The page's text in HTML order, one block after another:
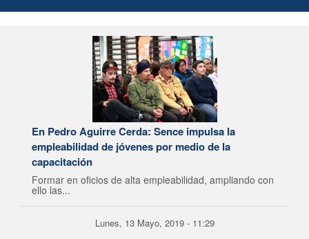
En Pedro Aguirre Cerda: Sence impulsa la
empleabilidad de jóvenes por medio de la
capacitación
Formar en oficios de alta empleabilidad, ampliando con
ello las...
Lunes, 13 Mayo, 2019 - 11:29